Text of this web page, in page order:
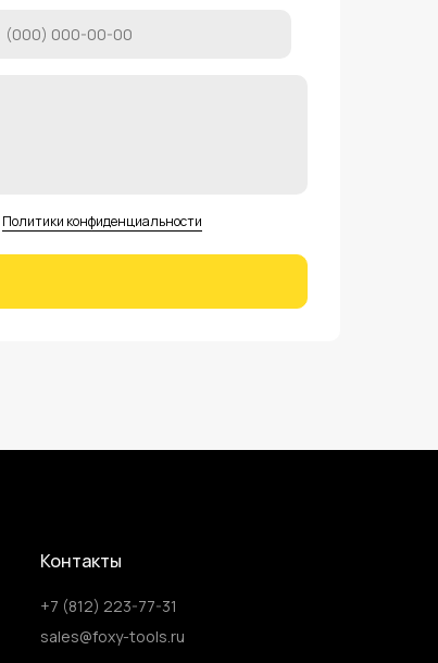
Политики конфиденциальности
sales@foxy-tools.ru
+7 (812) 223-77-31
Контакты